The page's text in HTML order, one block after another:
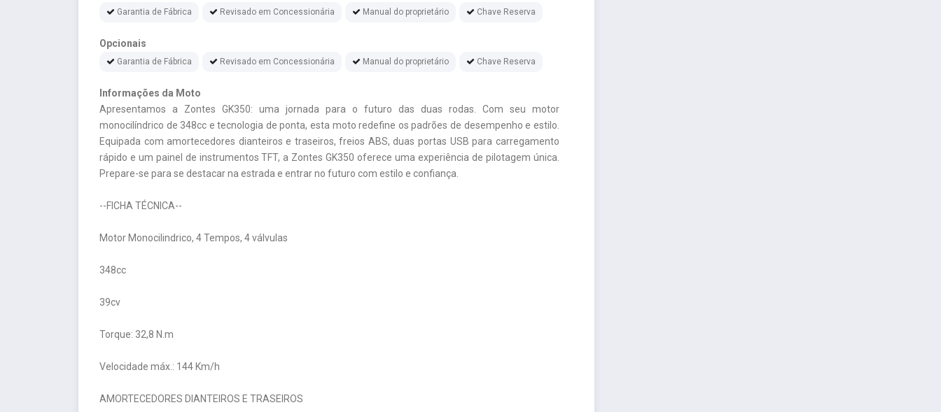
Garantia de Fábrica Revisado em Concessionária Manual do proprietário Chave Reserva
Opcionais
Garantia de Fábrica Revisado em Concessionária Manual do proprietário Chave Reserva
Informações da Moto
Apresentamos a Zontes GK350: uma jornada para o futuro das duas rodas. Com seu motor
monocilíndrico de 348cc e tecnologia de ponta, esta moto redefine os padrões de desempenho e estilo.
Equipada com amortecedores dianteiros e traseiros, freios ABS, duas portas USB para carregamento
rápido e um painel de instrumentos TFT, a Zontes GK350 oferece uma experiência de pilotagem única.
Prepare-se para se destacar na estrada e entrar no futuro com estilo e confiança.
--FICHA TÉCNICA--
Motor Monocilindrico, 4 Tempos, 4 válvulas
348cc
39cv
Torque: 32,8 N.m
Velocidade máx.: 144 Km/h
AMORTECEDORES DIANTEIROS E TRASEIROS